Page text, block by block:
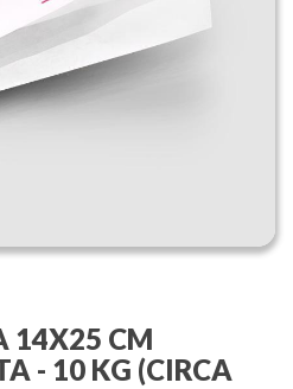
14X25 CM
- 10 KG (CIRCA